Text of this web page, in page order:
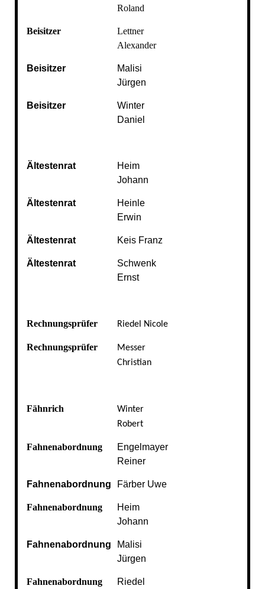
Roland
Beisitzer
Lettner
Alexander
Beisitzer
Malisi
Jürgen
Beisitzer
Winter
Daniel
Ältestenrat
Heim
Johann
Ältestenrat
Heinle
Erwin
Ältestenrat Keis Franz
Ältestenrat
Schwenk
Ernst
Rechnungsprüfer Riedel Nicole
Rechnungsprüfer
Messer
Christian
Fähnrich
Winter
Robert
Fahnenabordnung
Engelmayer
Reiner
Fahnenabordnung Färber Uwe
Fahnenabordnung
Heim
Johann
Fahnenabordnung
Malisi
Jürgen
Fahnenabordnung
Riedel